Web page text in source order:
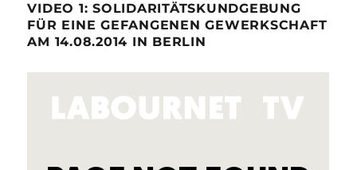
VIDEO 1: SOLIDARITÄTSKUNDGEBUNG
FÜR EINE GEFANGENEN GEWERKSCHAFT
AM 14.08.2014 IN BERLIN